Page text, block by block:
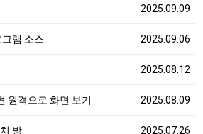
2025.09.09
2025.09.06
램 소스
2025.08.12
2025.08.09
원격으로 화면 보기
2025.07.26
방